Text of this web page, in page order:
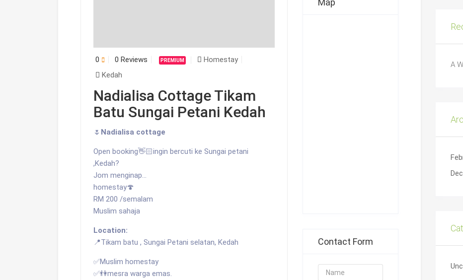
0 0 Reviews PREMIUM
Homestay
Kedah
Nadialisa Cottage Tikam
Batu Sungai Petani Kedah
🌷 Nadialisa cottage
Open booking👋🏻ingin bercuti ke Sungai petani
,Kedah?
Jom menginap…
homestay🍄
RM 200 /semalam
Muslim sahaja
Location:
📍Tikam batu , Sungai Petani selatan, Kedah
✅Muslim homestay
✅👫mesra warga emas.
Map
Contact Form
A